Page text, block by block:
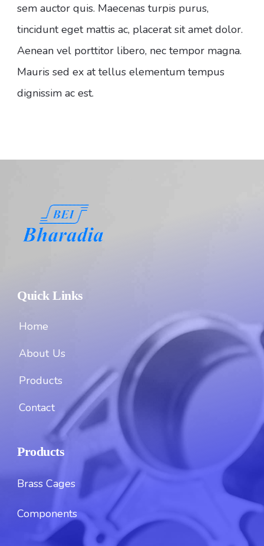
sem auctor quis. Maecenas turpis purus,
tincidunt eget mattis ac, placerat sit amet dolor.
Aenean vel porttitor libero, nec tempor magna.
Mauris sed ex at tellus elementum tempus
dignissim ac est.
Quick Links
Home
About Us
Products
Contact
Products
Brass Cages
Components